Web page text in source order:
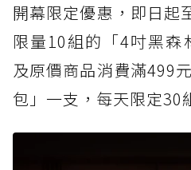
開幕限定優惠，即日起
限量10組的「4吋黑森
及原價商品消費滿499
包」一支，每天限定30